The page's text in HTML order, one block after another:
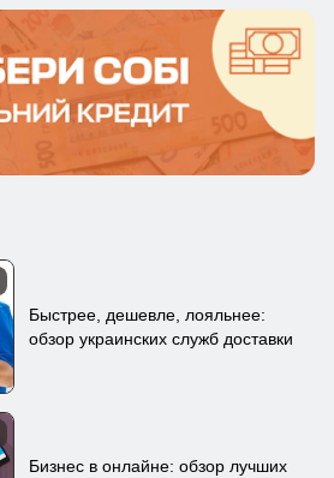
Быстрее, дешевле, лояльнее:
обзор украинских служб доставки
Бизнес в онлайне: обзор лучших